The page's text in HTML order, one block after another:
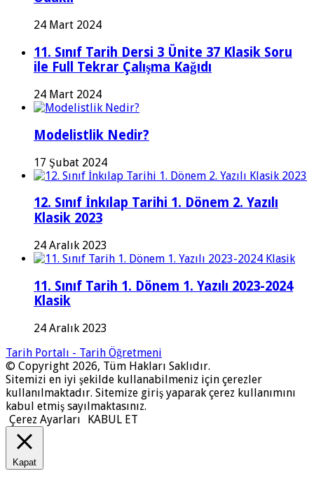
24 Mart 2024
11. Sınıf Tarih Dersi 3 Ünite 37 Klasik Soru
ile Full Tekrar Çalışma Kağıdı
24 Mart 2024
Modelistlik Nedir?
17 Şubat 2024
12. Sınıf İnkılap Tarihi 1. Dönem 2. Yazılı
Klasik 2023
24 Aralık 2023
11. Sınıf Tarih 1. Dönem 1. Yazılı 2023-2024
Klasik
24 Aralık 2023
Tarih Portalı - Tarih Öğretmeni
© Copyright 2026, Tüm Hakları Saklıdır.
Sitemizi en iyi şekilde kullanabilmeniz için çerezler
kullanılmaktadır. Sitemize giriş yaparak çerez kullanımını
kabul etmiş sayılmaktasınız.
Çerez Ayarları
KABUL ET
Kapat